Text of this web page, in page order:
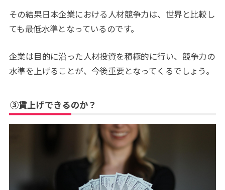
その結果日本企業における人材競争力は、世界と比較し
ても最低水準となっているのです。
企業は目的に沿った人材投資を積極的に行い、競争力の
水準を上げることが、今後重要となってくるでしょう。
③賃上げできるのか？